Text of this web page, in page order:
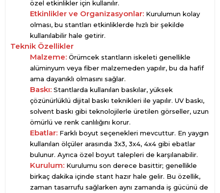
özel etkinlikler için kullanılır.
Etkinlikler ve Organizasyonlar: Kurulumun kolay
olması, bu stantları etkinliklerde hızlı bir şekilde
kullanılabilir hale getirir.
Teknik Özellikler
Malzeme: Örümcek stantların iskeleti genellikle
alüminyum veya fiber malzemeden yapılır, bu da hafif
ama dayanıklı olmasını sağlar.
Baskı: Stantlarda kullanılan baskılar, yüksek
çözünürlüklü dijital baskı teknikleri ile yapılır. UV baskı,
solvent baskı gibi teknolojilerle üretilen görseller, uzun
ömürlü ve renk canlılığını korur.
Ebatlar: Farklı boyut seçenekleri mevcuttur. En yaygın
kullanılan ölçüler arasında 3x3, 3x4, 4x4 gibi ebatlar
bulunur. Ayrıca özel boyut talepleri de karşılanabilir.
Kurulum: Kurulumu son derece basittir; genellikle
birkaç dakika içinde stant hazır hale gelir. Bu özellik,
zaman tasarrufu sağlarken aynı zamanda iş gücünü de